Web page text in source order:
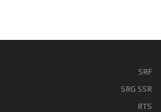
SRF
SRG SSR
RTS